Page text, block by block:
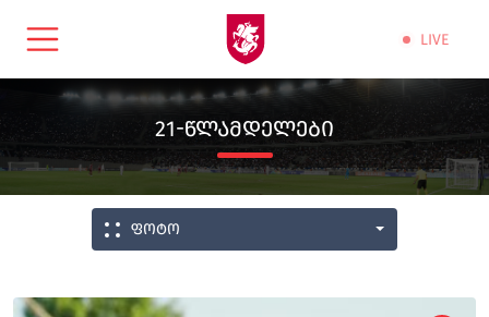
LIVE
21-ᲬᲚᲐᲛᲓᲔᲚᲔᲑᲘ
ფოტო